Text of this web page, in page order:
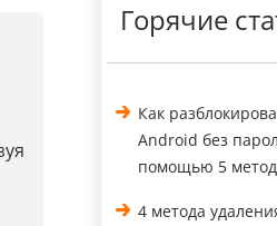
Горячие
Как
Android без
помощью 5
4 метода